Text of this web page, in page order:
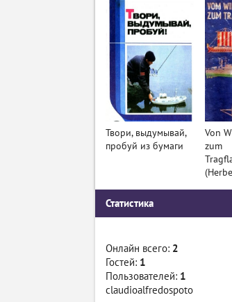
Твори, выдумывай,
пробуй из бумаги
Von
zum
Статистика
Онлайн всего: 2
Гостей: 1
Пользователей: 1
claudioalfredospoto